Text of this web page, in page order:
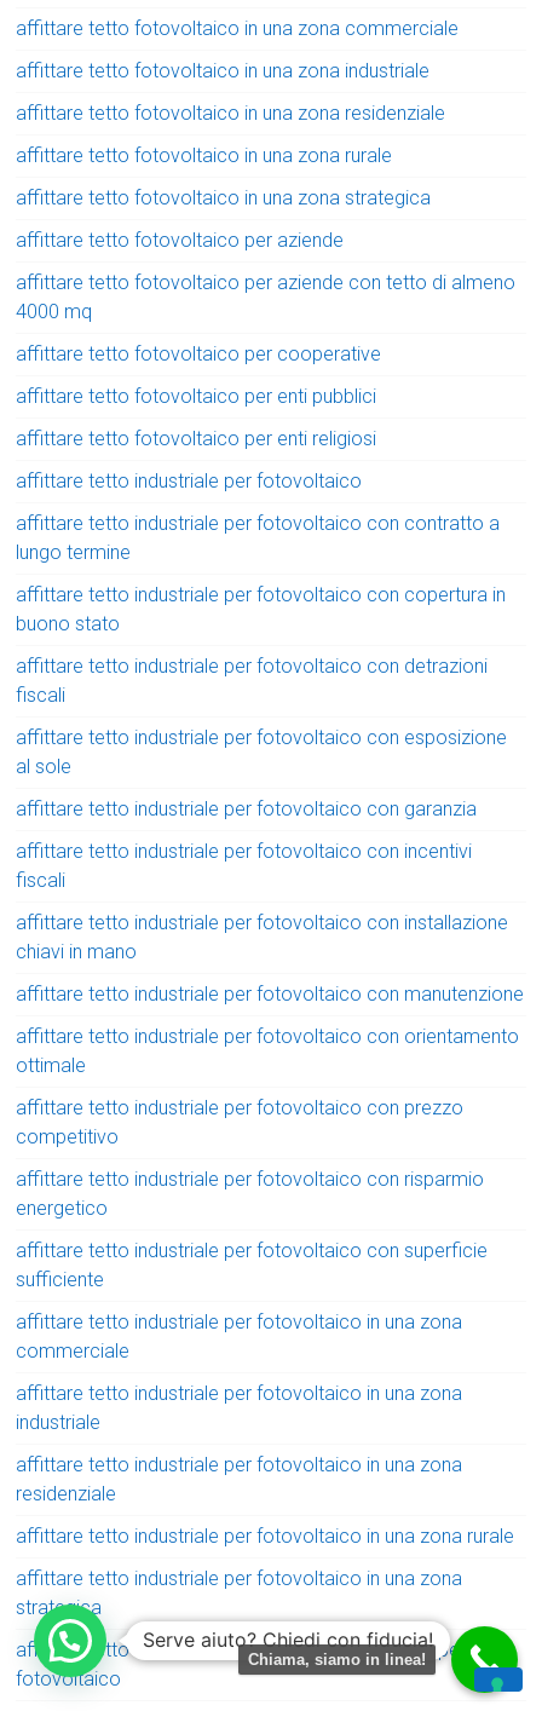
affittare tetto fotovoltaico in una zona commerciale
affittare tetto fotovoltaico in una zona industriale
affittare tetto fotovoltaico in una zona residenziale
affittare tetto fotovoltaico in una zona rurale
affittare tetto fotovoltaico in una zona strategica
affittare tetto fotovoltaico per aziende
affittare tetto fotovoltaico per aziende con tetto di almeno
4000 mq
affittare tetto fotovoltaico per cooperative
affittare tetto fotovoltaico per enti pubblici
affittare tetto fotovoltaico per enti religiosi
affittare tetto industriale per fotovoltaico
affittare tetto industriale per fotovoltaico con contratto a
lungo termine
affittare tetto industriale per fotovoltaico con copertura in
buono stato
affittare tetto industriale per fotovoltaico con detrazioni
fiscali
affittare tetto industriale per fotovoltaico con esposizione
al sole
affittare tetto industriale per fotovoltaico con garanzia
affittare tetto industriale per fotovoltaico con incentivi
fiscali
affittare tetto industriale per fotovoltaico con installazione
chiavi in mano
affittare tetto industriale per fotovoltaico con manutenzione
affittare tetto industriale per fotovoltaico con orientamento
ottimale
affittare tetto industriale per fotovoltaico con prezzo
competitivo
affittare tetto industriale per fotovoltaico con risparmio
energetico
affittare tetto industriale per fotovoltaico con superficie
sufficiente
affittare tetto industriale per fotovoltaico in una zona
commerciale
affittare tetto industriale per fotovoltaico in una zona
industriale
affittare tetto industriale per fotovoltaico in una zona
residenziale
affittare tetto industriale per fotovoltaico in una zona rurale
affittare tetto industriale per fotovoltaico in una zona
strategica
affittare tetto magazzino con amianto bonificato per
fotovoltaico
Serve aiuto? Chiedi con fiducia!
Chiama, siamo in linea!